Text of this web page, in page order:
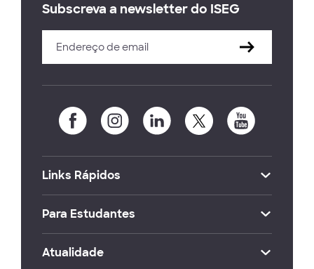
Subscreva a newsletter do ISEG
Links Rápidos
Para Estudantes
Atualidade